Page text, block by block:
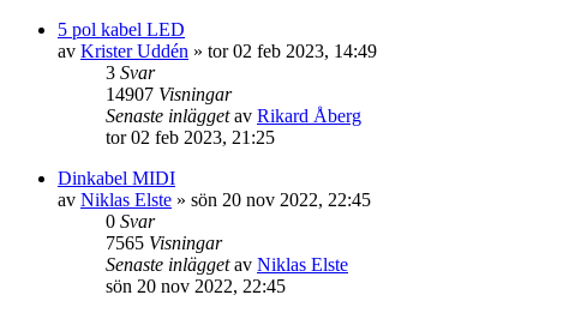
5 pol kabel LED
av Krister Uddén » tor 02 feb 2023, 14:49
3 Svar
14907 Visningar
Senaste inläggetav Rikard Åberg
tor 02 feb 2023, 21:25
Dinkabel MIDI
av Niklas Elste » sön 20 nov 2022, 22:45
0 Svar
7565 Visningar
Senaste inläggetav Niklas Elste
sön 20 nov 2022, 22:45